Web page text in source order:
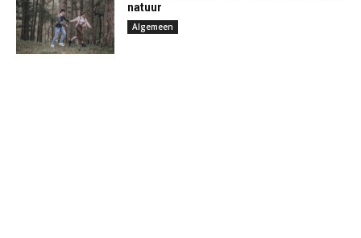
natuur
Algemeen